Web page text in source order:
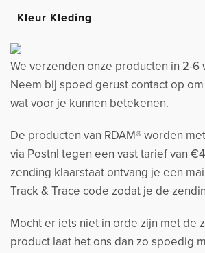
Kleur Kleding
We verzenden onze producten in 2-6
Neem bij spoed gerust contact op
wat voor je kunnen betekenen.
De producten van RDAM® worden
via Postnl tegen een vast tarief van
zending klaarstaat ontvang je een
Track & Trace code zodat je de
Mocht er iets niet in orde zijn met de
product laat het ons dan zo spoedig